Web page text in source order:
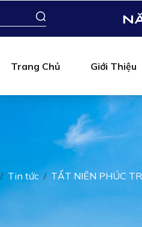
Trang Chủ Giới Thiệu
Tin tức TẤT NIÊN PHÚC